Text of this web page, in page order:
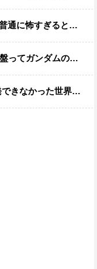
怖すぎると思う…
だと割と珍しい気がする
のガンダムｗｗｗｗｗｗｗ